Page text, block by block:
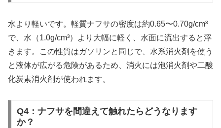
水より軽いです。軽質ナフサの密度は約0.65〜0.70g/cm³
で、水（1.0g/cm³）より大幅に軽く、水面に流出すると浮
きます。この性質はガソリンと同じで、水系消火剤を使う
と液体が広がる危険があるため、消火には泡消火剤や二酸
化炭素消火剤が使われます。
Q4：ナフサを間違えて触れたらどうなります
か？